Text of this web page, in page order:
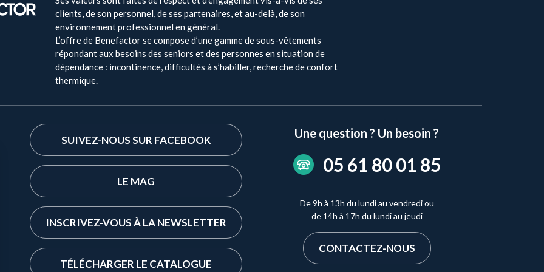
clients, de son personnel, de ses partenaires, et au-delà, de son
environnement professionnel en général.
L’offre de Benefactor se compose d’une gamme de sous-vêtements
répondant aux besoins des seniors et des personnes en situation de
dépendance : incontinence, difficultés à s’habiller, recherche de confort
thermique.
SUIVEZ-NOUS SUR FACEBOOK
LE MAG
INSCRIVEZ-VOUS À LA NEWSLETTER
TÉLÉCHARGER LE CATALOGUE
Une question ? Un besoin ?
05 61 80 01 85
De 9h à 13h du lundi au vendredi ou
de 14h à 17h du lundi au jeudi
CONTACTEZ-NOUS